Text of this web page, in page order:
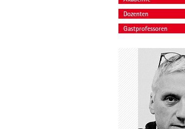
Dozenten
Gastprofessoren
Thomas Willemeit